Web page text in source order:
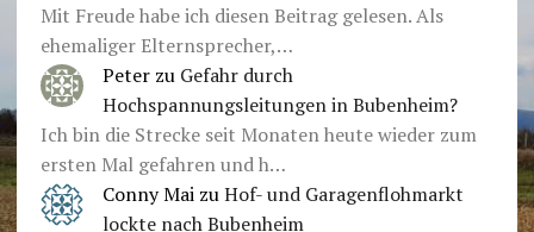
Mit Freude habe ich diesen Beitrag gelesen. Als
ehemaliger Elternsprecher,…
Peter zu Gefahr durch
Hochspannungsleitungen in Bubenheim?
Ich bin die Strecke seit Monaten heute wieder zum
ersten Mal gefahren und h…
Conny Mai zu Hof- und Garagenflohmarkt
lockte nach Bubenheim